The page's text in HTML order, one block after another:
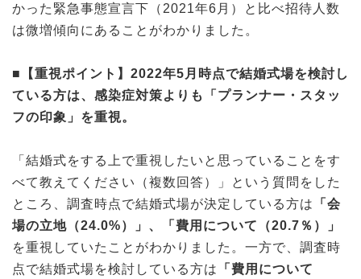
かった緊急事態宣言下（2021年6月）と比べ招待人数
は微増傾向にあることがわかりました。
■【重視ポイント】2022年5月時点で結婚式場を検討し
ている方は、感染症対策よりも「プランナー・スタッ
フの印象」を重視。
「結婚式をする上で重視したいと思っていることをす
べて教えてください（複数回答）」という質問をした
ところ、調査時点で結婚式場が決定している方は
「会
場の立地（24.0%）」、「費用について（20.7％）」
を重視していたことがわかりました。一方で、調査時
点で結婚式場を検討している方は
「費用について